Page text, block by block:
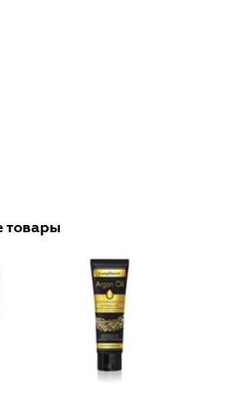
товары